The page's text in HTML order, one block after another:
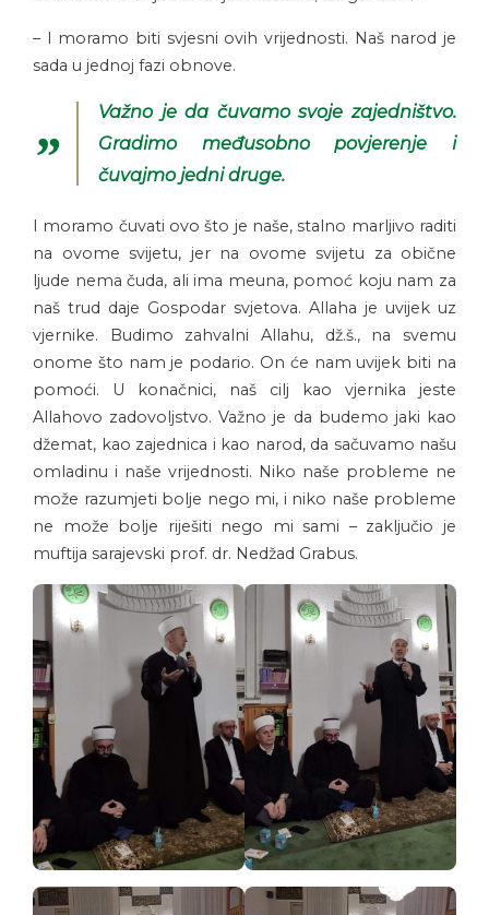
– I moramo biti svjesni ovih vrijednosti. Naš narod je
sada u jednoj fazi obnove.
Važno je da čuvamo svoje zajedništvo.
Gradimo međusobno povjerenje i
čuvajmo jedni druge.
I moramo čuvati ovo što je naše, stalno marljivo raditi
na ovome svijetu, jer na ovome svijetu za obične
ljude nema čuda, ali ima meuna, pomoć koju nam za
naš trud daje Gospodar svjetova. Allaha je uvijek uz
vjernike. Budimo zahvalni Allahu, dž.š., na svemu
onome što nam je podario. On će nam uvijek biti na
pomoći. U konačnici, naš cilj kao vjernika jeste
Allahovo zadovoljstvo. Važno je da budemo jaki kao
džemat, kao zajednica i kao narod, da sačuvamo našu
omladinu i naše vrijednosti. Niko naše probleme ne
može razumjeti bolje nego mi, i niko naše probleme
ne može bolje riješiti nego mi sami – zaključio je
muftija sarajevski prof. dr. Nedžad Grabus.